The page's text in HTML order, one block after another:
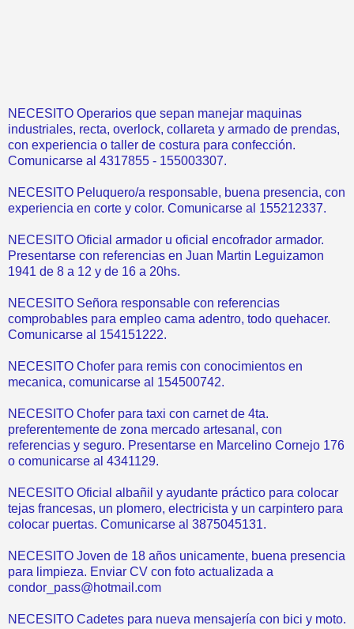
NECESITO Operarios que sepan manejar maquinas
industriales, recta, overlock, collareta y armado de prendas,
con experiencia o taller de costura para confección.
Comunicarse al 4317855 - 155003307.
NECESITO Peluquero/a responsable, buena presencia, con
experiencia en corte y color. Comunicarse al 155212337.
NECESITO Oficial armador u oficial encofrador armador.
Presentarse con referencias en Juan Martin Leguizamon
1941 de 8 a 12 y de 16 a 20hs.
NECESITO Señora responsable con referencias
comprobables para empleo cama adentro, todo quehacer.
Comunicarse al 154151222.
NECESITO Chofer para remis con conocimientos en
mecanica, comunicarse al 154500742.
NECESITO Chofer para taxi con carnet de 4ta.
preferentemente de zona mercado artesanal, con
referencias y seguro. Presentarse en Marcelino Cornejo 176
o comunicarse al 4341129.
NECESITO Oficial albañil y ayudante práctico para colocar
tejas francesas, un plomero, electricista y un carpintero para
colocar puertas. Comunicarse al 3875045131.
NECESITO Joven de 18 años unicamente, buena presencia
para limpieza. Enviar CV con foto actualizada a
condor_pass@hotmail.com
NECESITO Cadetes para nueva mensajería con bici y moto.